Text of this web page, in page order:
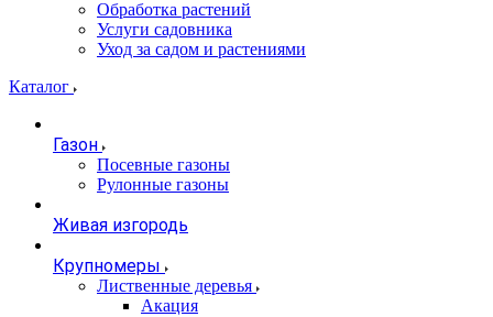
Обработка растений
Услуги садовника
Уход за садом и растениями
Каталог
Газон
Посевные газоны
Рулонные газоны
Живая изгородь
Крупномеры
Лиственные деревья
Акация